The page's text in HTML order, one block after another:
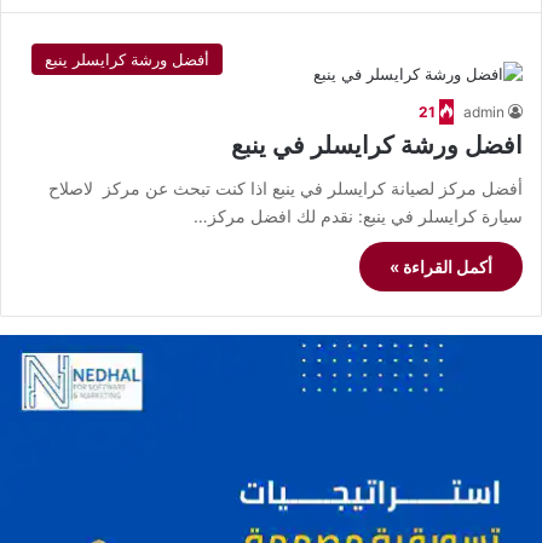
أفضل ورشة كرايسلر ينبع
admin
21
افضل ورشة كرايسلر في ينبع
أفضل مركز لصيانة كرايسلر في ينبع اذا كنت تبحث عن مركز لاصلاح
سيارة كرايسلر في ينبع: نقدم لك افضل مركز…
أكمل القراءة »